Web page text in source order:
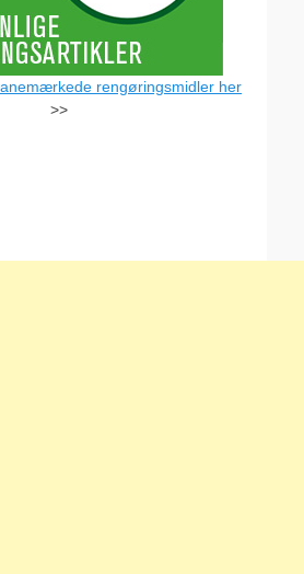
rengøringsmidler her
>>